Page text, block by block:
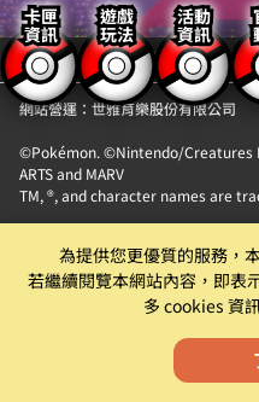
卡匣
資訊
遊戲
玩法
活動
資訊
【隱私權政策】 【聯絡我們
網站營運：世雅育樂股份有限公司
©Pokémon. ©Nintendo/Creatures
ARTS and MARV
TM, ®, and character names are
自動販賣機』卡片商品販售服務之自
遊戲僅為附屬功能。原廠及代理商
下架等機具營運相關行為。
為提供您更優質的服務，
若繼續閱覽本網站內容，即表
多 cookies 資